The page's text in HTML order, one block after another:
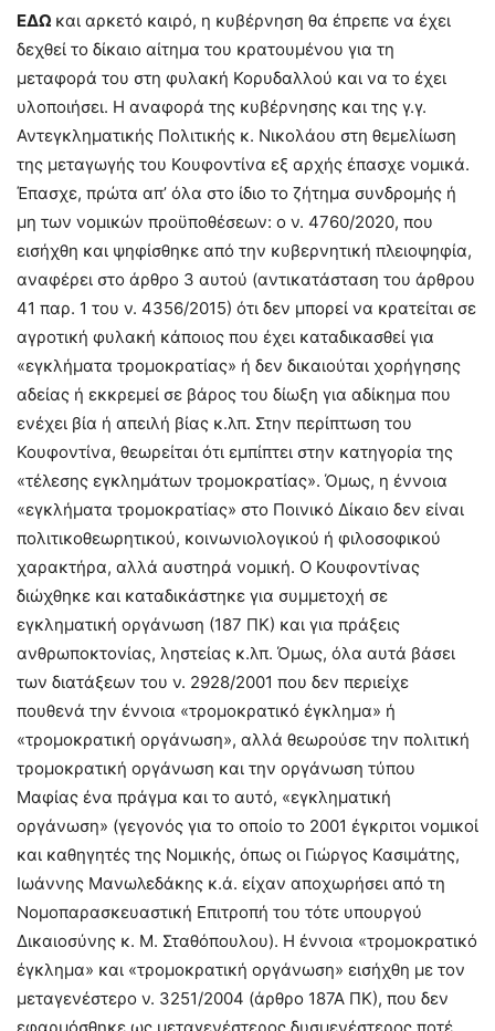
ΕΔΩ και αρκετό καιρό, η κυβέρνηση θα έπρεπε να έχει
δεχθεί το δίκαιο αίτημα του κρατουμένου για τη
μεταφορά του στη φυλακή Κορυδαλλού και να το έχει
υλοποιήσει. Η αναφορά της κυβέρνησης και της γ.γ.
Αντεγκληματικής Πολιτικής κ. Νικολάου στη θεμελίωση
της μεταγωγής του Κουφοντίνα εξ αρχής έπασχε νομικά.
Έπασχε, πρώτα απ’ όλα στο ίδιο το ζήτημα συνδρομής ή
μη των νομικών προϋποθέσεων: ο ν. 4760/2020, που
εισήχθη και ψηφίσθηκε από την κυβερνητική πλειοψηφία,
αναφέρει στο άρθρο 3 αυτού (αντικατάσταση του άρθρου
41 παρ. 1 του ν. 4356/2015) ότι δεν μπορεί να κρατείται σε
αγροτική φυλακή κάποιος που έχει καταδικασθεί για
«εγκλήματα τρομοκρατίας» ή δεν δικαιούται χορήγησης
αδείας ή εκκρεμεί σε βάρος του δίωξη για αδίκημα που
ενέχει βία ή απειλή βίας κ.λπ. Στην περίπτωση του
Κουφοντίνα, θεωρείται ότι εμπίπτει στην κατηγορία της
«τέλεσης εγκλημάτων τρομοκρατίας». Όμως, η έννοια
«εγκλήματα τρομοκρατίας» στο Ποινικό Δίκαιο δεν είναι
πολιτικοθεωρητικού, κοινωνιολογικού ή φιλοσοφικού
χαρακτήρα, αλλά αυστηρά νομική. Ο Κουφοντίνας
διώχθηκε και καταδικάστηκε για συμμετοχή σε
εγκληματική οργάνωση (187 ΠΚ) και για πράξεις
ανθρωποκτονίας, ληστείας κ.λπ. Όμως, όλα αυτά βάσει
των διατάξεων του ν. 2928/2001 που δεν περιείχε
πουθενά την έννοια «τρομοκρατικό έγκλημα» ή
«τρομοκρατική οργάνωση», αλλά θεωρούσε την πολιτική
τρομοκρατική οργάνωση και την οργάνωση τύπου
Μαφίας ένα πράγμα και το αυτό, «εγκληματική
οργάνωση» (γεγονός για το οποίο το 2001 έγκριτοι νομικοί
και καθηγητές της Νομικής, όπως οι Γιώργος Κασιμάτης,
Ιωάννης Μανωλεδάκης κ.ά. είχαν αποχωρήσει από τη
Νομοπαρασκευαστική Επιτροπή του τότε υπουργού
Δικαιοσύνης κ. Μ. Σταθόπουλου). Η έννοια «τρομοκρατικό
έγκλημα» και «τρομοκρατική οργάνωση» εισήχθη με τον
μεταγενέστερο ν. 3251/2004 (άρθρο 187Α ΠΚ), που δεν